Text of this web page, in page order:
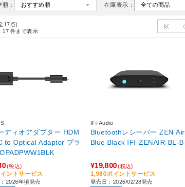
順： 在庫表示：
17点)
17 件まで表示
ディオアダプター HDM
to Optical Adaptor ブラ
(税込)
ントサービス
2026年頃発売
iFi-Audio
Bluetoothレシーバー ZEN Air
Blue Black IFI-ZENAIR-BL-B
¥19,800(税込)
1,980ポイントサービス
発売日：2026/02/28発売